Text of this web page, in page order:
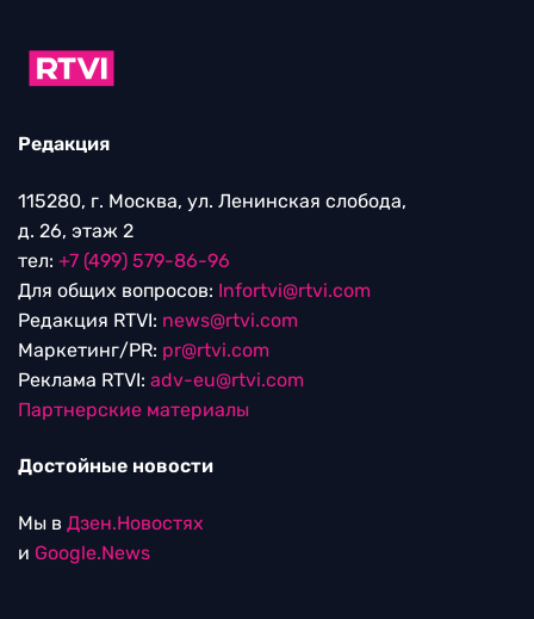
Редакция
115280, г. Москва, ул. Ленинская слобода,
д. 26, этаж 2
тел: +7 (499) 579-86-96
Для общих вопросов: Infortvi@rtvi.com
Редакция RTVI: news@rtvi.com
Маркетинг/PR: pr@rtvi.com
Реклама RTVI: adv-eu@rtvi.com
Партнерские материалы
Достойные новости
Мы в Дзен.Новостях
и Google.News